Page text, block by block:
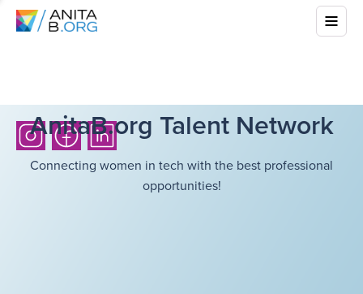
AnitaB.org Talent Network
Connecting women in tech with the best professional
opportunities!